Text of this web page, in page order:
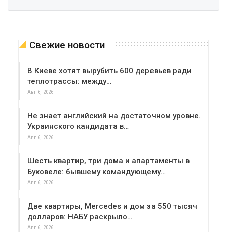
Свежие новости
В Киеве хотят вырубить 600 деревьев ради
теплотрассы: между…
Авг 6, 2026
Не знает английский на достаточном уровне.
Украинского кандидата в…
Авг 6, 2026
Шесть квартир, три дома и апартаменты в
Буковеле: бывшему командующему…
Авг 6, 2026
Две квартиры, Mercedes и дом за 550 тысяч
долларов: НАБУ раскрыло…
Авг 6, 2026